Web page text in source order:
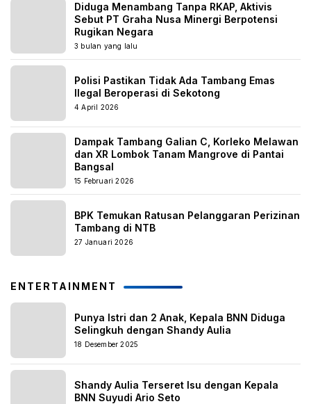
Diduga Menambang Tanpa RKAP, Aktivis
Sebut PT Graha Nusa Minergi Berpotensi
Rugikan Negara
3 bulan yang lalu
Polisi Pastikan Tidak Ada Tambang Emas
Ilegal Beroperasi di Sekotong
4 April 2026
Dampak Tambang Galian C, Korleko Melawan
dan XR Lombok Tanam Mangrove di Pantai
Bangsal
15 Februari 2026
BPK Temukan Ratusan Pelanggaran Perizinan
Tambang di NTB
27 Januari 2026
ENTERTAINMENT
Punya Istri dan 2 Anak, Kepala BNN Diduga
Selingkuh dengan Shandy Aulia
18 Desember 2025
Shandy Aulia Terseret Isu dengan Kepala
BNN Suyudi Ario Seto